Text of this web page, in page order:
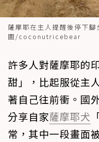
薩摩耶在主人提醒後停下腳
圖/coconutricebear
許多人對薩摩耶的
甜」，比起服從主
著自己往前衝。國
分享自家薩摩耶犬
常，其中一段畫面